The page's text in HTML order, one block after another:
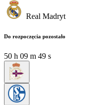
Real Madryt
Do rozpoczęcia pozostało
50 h 09 m 48 s